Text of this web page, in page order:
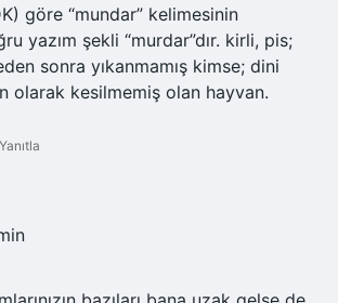
göre “mundar” kelimesinin
yazım şekli “murdar”dır. kirli, pis;
sonra yıkanmamış kimse; dini
olarak kesilmemiş olan hayvan.
Yanıtla